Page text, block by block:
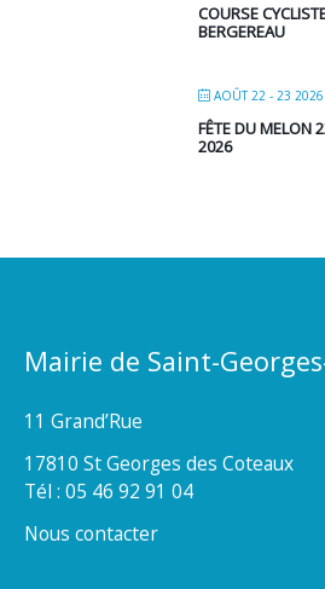
COURSE
BERGEREAU
AOÛT 22 - 23 2026
FÊTE DU MELON
2026
Mairie de Saint-
11 Grand’Rue
17810 St Georges des Coteaux
Tél : 05 46 92 91 04
Nous contacter